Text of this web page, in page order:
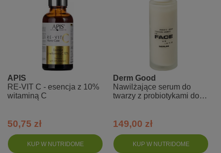
KUP W NUTRIDOME
APIS
RE-VIT C - esencja z 10%
witaminą C
50,75 zł
KUP W NUTRIDOME
Derm Good
Nawilżające serum do
twarzy z probiotykami do
149,00 zł